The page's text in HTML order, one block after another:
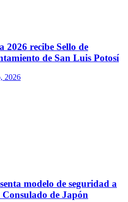
2026 recibe Sello de
de San Luis Potosí
2026
modelo de seguridad a
Consulado de Japón